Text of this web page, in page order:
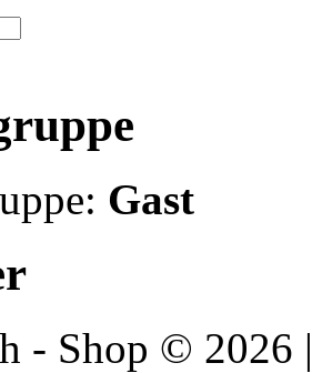
Gast
- Shop © 2026